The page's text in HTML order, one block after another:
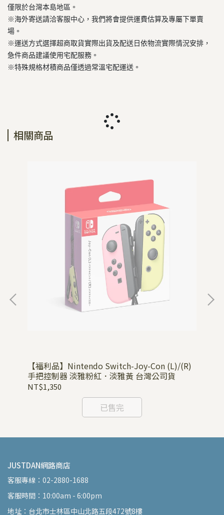
僅限於台灣本島地區。
※海外寄送請洽客服中心，我們將會提供運費估算及專屬下單賣
場。
※運送方式選擇超商取貨實際出貨及配送日依物流實際情況安排，
急件商品建議使用宅配服務。
※特殊規格材積商品僅透過常溫宅配運送。
相關商品
【福利品】Nintendo Switch-Joy-Con (L)/(R)
手把控制器 淡雅粉紅．淡雅黃 台灣公司貨
NT$1,350
已售完
JUSTDAN網路商店
客服專線：02-2880-1688
客服時間：10:00am - 6:00pm
地址：台北市士林區中山北路五段472號8樓